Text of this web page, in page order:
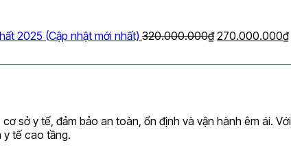
2025 (Cập nhật mới nhất) 320.000.000₫ 270.000.000₫
sở y tế, đảm bảo an toàn, ổn định và vận hành êm ái.
y tế cao tầng.